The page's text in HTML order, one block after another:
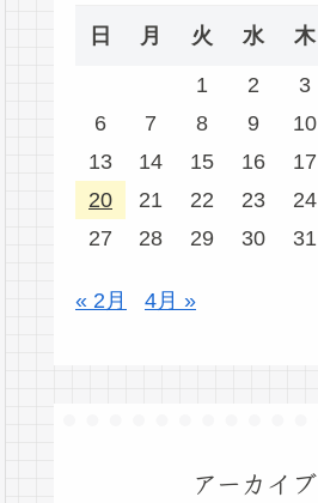
日 月 火 水 木
1 2 3
6
7 8 9 10
13
14 15 16 17
20
21 22 23 24
27
28 29 30 31
« 2月 4月 »
アーカイブ